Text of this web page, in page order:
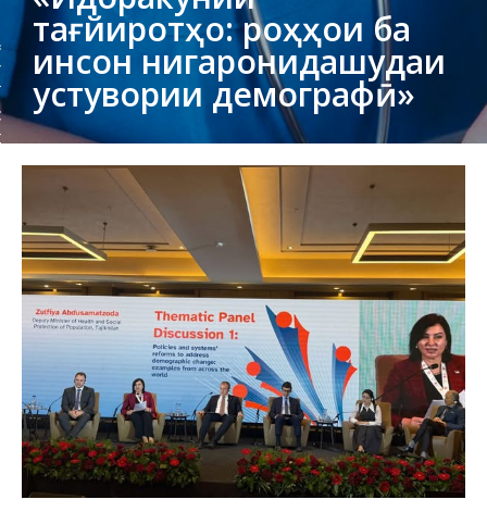
тағйиротҳо: роҳҳои ба
инсон нигаронидашудаи
устувории демографӣ»